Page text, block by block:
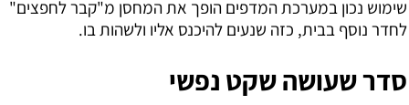
שימוש נכון במערכת המדפים הופך את המחסן מ"קבר לחפצים"
לחדר נוסף בבית, כזה שנעים להיכנס אליו ולשהות בו.
סדר שעושה שקט נפשי